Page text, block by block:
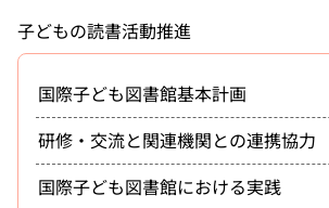
子どもの読書活動推進
国際子ども図書館基本計画
研修・交流と関連機関との連携協力
国際子ども図書館における実践